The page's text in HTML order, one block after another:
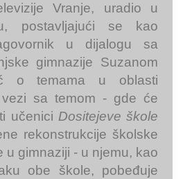
Vranje, uradio u
postavljajući se kao
u dijalogu sa
gimnazije Suzanom
o temama u oblasti
vezi sa temom - gde će
učenici Dositejeve škole
rekonstrukcije školske
u gimnaziji - u njemu, kao
obe škole, pobeđuje